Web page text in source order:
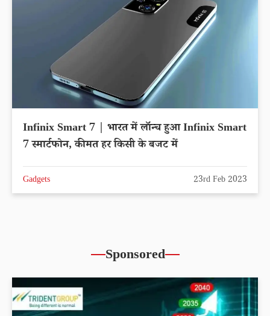
Infinix Smart 7 | भारत में लॉन्च हुआ Infinix Smart
7 स्मार्टफोन, कीमत हर किसी के बजट में
Gadgets 23rd Feb 2023
Sponsored